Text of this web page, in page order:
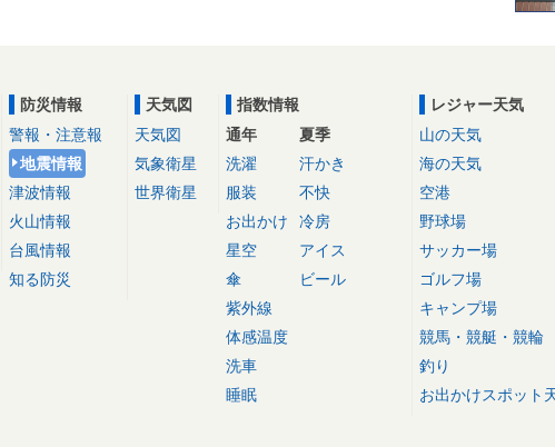
防災情報
警報・注意報
地震情報
津波情報
火山情報
台風情報
知る防災
天気図
天気図
気象衛星
世界衛星
指数情報
通年
洗濯
服装
お出かけ
星空
傘
紫外線
体感温度
洗車
睡眠
夏季
汗かき
不快
冷房
アイス
ビール
レジャー天気
山の天気
海の天気
空港
野球場
サッカー場
ゴルフ場
キャンプ場
競馬・競艇・競輪
釣り
お出かけスポット